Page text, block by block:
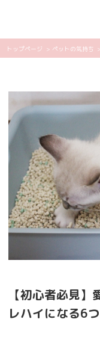
トップページ > ペットの気持ち
【初心者必見
レハイになる6